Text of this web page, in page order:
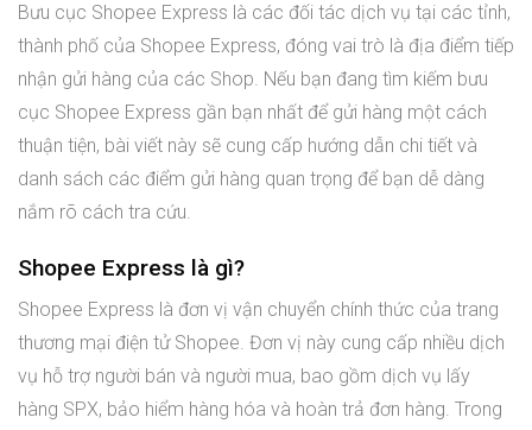
Bưu cục Shopee Express là các đối tác dịch vụ tại các tỉnh,
thành phố của Shopee Express, đóng vai trò là địa điểm tiếp
nhận gửi hàng của các Shop. Nếu bạn đang tìm kiếm bưu
cục Shopee Express gần bạn nhất để gửi hàng một cách
thuận tiện, bài viết này sẽ cung cấp hướng dẫn chi tiết và
danh sách các điểm gửi hàng quan trọng để bạn dễ dàng
nắm rõ cách tra cứu.
Shopee Express là gì?
Shopee Express là đơn vị vận chuyển chính thức của trang
thương mại điện tử Shopee. Đơn vị này cung cấp nhiều dịch
vụ hỗ trợ người bán và người mua, bao gồm dịch vụ lấy
hàng SPX, bảo hiểm hàng hóa và hoàn trả đơn hàng. Trong